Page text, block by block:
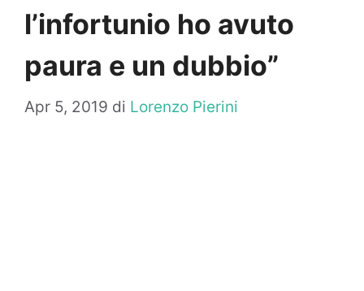
l’infortunio ho avuto
paura e un dubbio”
Apr 5, 2019 di Lorenzo Pierini